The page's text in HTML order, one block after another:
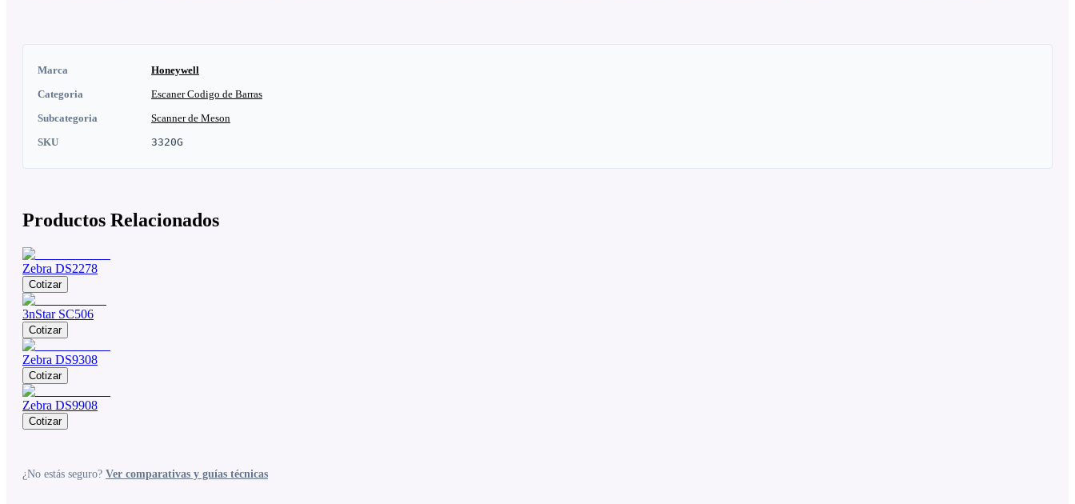
Marca
Honeywell
Categoria
Escaner Codigo de Barras
Subcategoria
Scanner de Meson
SKU
3320G
Productos Relacionados
Zebra DS2278
Cotizar
3nStar SC506
Cotizar
Zebra DS9308
Cotizar
Zebra DS9908
Cotizar
¿No estás seguro? Ver comparativas y guías técnicas